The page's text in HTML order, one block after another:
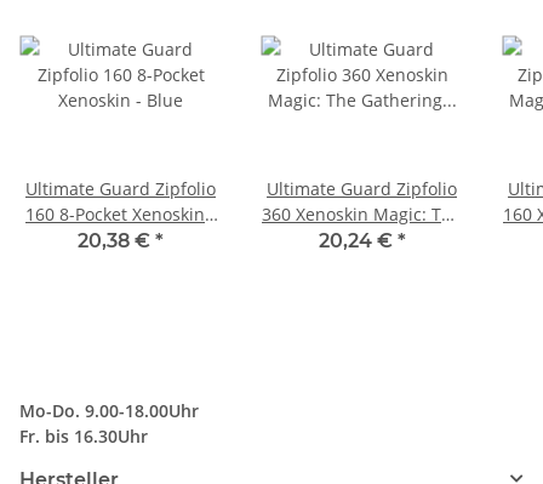
Ultimate Guard Zipfolio
160 8-Pocket Xenoskin -
Blue
20,38 € *
Ultimate Guard Zipfolio
360 Xenoskin Magic: The
Gathering "Edge of
20,24 € *
160
Mo-Do. 9.00-18.00Uhr
Fr. bis 16.30Uhr